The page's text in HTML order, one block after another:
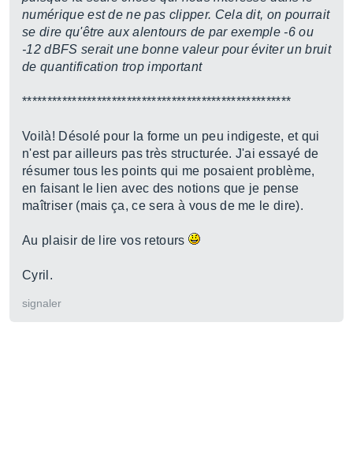
numérique est de ne pas clipper. Cela dit, on pourrait
se dire qu'être aux alentours de par exemple -6 ou
-12 dBFS serait une bonne valeur pour éviter un bruit
de quantification trop important
******************************************************
Voilà! Désolé pour la forme un peu indigeste, et qui
n'est par ailleurs pas très structurée. J'ai essayé de
résumer tous les points qui me posaient problème,
en faisant le lien avec des notions que je pense
maîtriser (mais ça, ce sera à vous de me le dire).
Au plaisir de lire vos retours
Cyril.
signaler